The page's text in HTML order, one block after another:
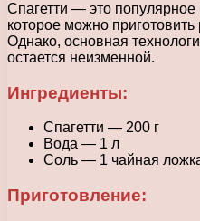
Спагетти — это популярное
которое можно
Однако, основная
остается неизменной.
Ингредиенты:
Спагетти — 200 г
Вода — 1 л
Соль — 1 чайная
Приготовление: